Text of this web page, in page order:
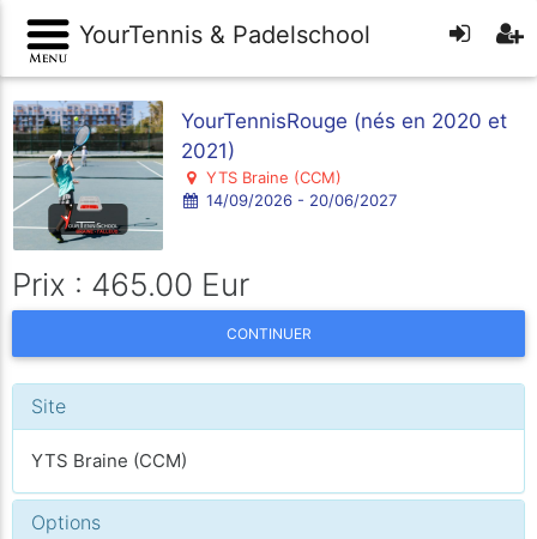
YourTennis & Padelschool
YourTennisRouge (nés en 2020 et
2021)
YTS Braine (CCM)
14/09/2026 - 20/06/2027
Prix : 465.00 Eur
CONTINUER
Site
YTS Braine (CCM)
Options